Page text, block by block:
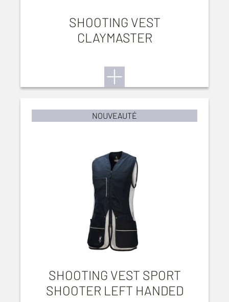
SHOOTING VEST
CLAYMASTER
NOUVEAUTÉ
SHOOTING VEST SPORT
SHOOTER LEFT HANDED